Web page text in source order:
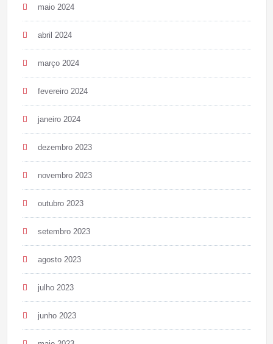
maio 2024
abril 2024
março 2024
fevereiro 2024
janeiro 2024
dezembro 2023
novembro 2023
outubro 2023
setembro 2023
agosto 2023
julho 2023
junho 2023